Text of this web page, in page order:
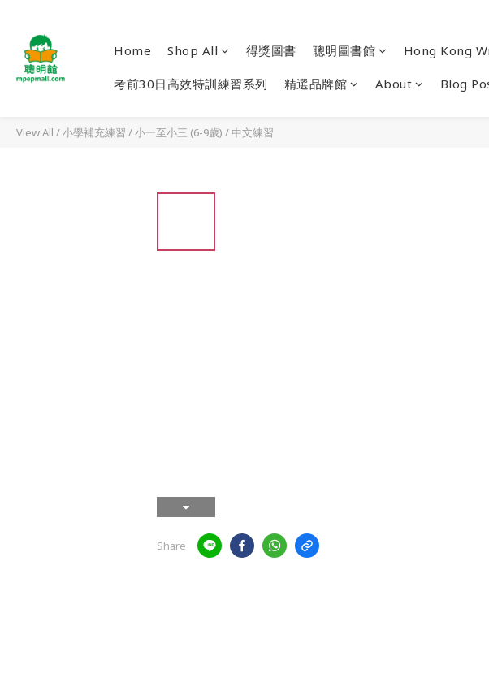
Home Shop All 得獎圖書 聰明圖書館 Hong Kong
考前30日高效特訓練習系列 精選品牌館 About Blog
View All /小學補充練習 /小一至小三 (6-9歲) /中文練習
Share